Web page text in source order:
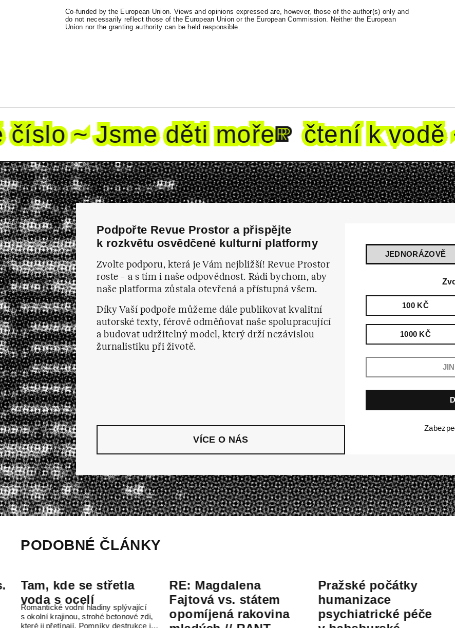
Co-funded by the European Union. Views and opinions expressed are, however, those of the author(s) only and
do not necessarily reflect those of the European Union or the European Commission. Neither the European
Union nor the granting authority can be held responsible.
~ Jsme děti moře čtení k vodě ~
Podpořte Revue Prostor a přispějte
k rozkvětu osvědčené kulturní platformy
Zvolte podporu, která je Vám nejbližší! Revue Prostor
roste – a s tím i naše odpovědnost. Rádi bychom, aby
naše platforma zůstala otevřená a přístupná všem.
Díky Vaší podpoře můžeme dále publikovat kvalitní
autorské texty, férově odměňovat naše spolupracující
a budovat udržitelný model, který drží nezávislou
žurnalistiku při životě.
VÍCE O NÁS
JEDNORÁZOVĚ
100 KČ
1000 KČ
PODOBNÉ ČLÁNKY
kde se střetla
s ocelí
vodní hladiny splývající
krajinou, strohé betonové zdi,
přetínají. Pomníky destrukce i…
RE: Magdalena
Fajtová vs. státem
opomíjená rakovina
Pražské počátky
humanizace
psychiatrické péče
„Jako